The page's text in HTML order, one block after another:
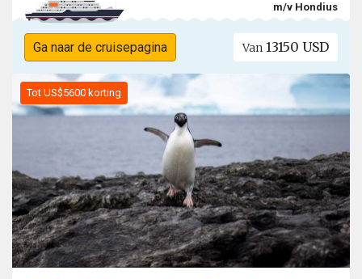
m/v Hondius
Ga naar de cruisepagina Van 13150 USD
Tot US$5600 korting